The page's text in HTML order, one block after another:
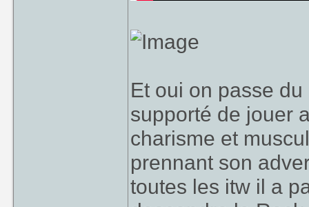
Et oui on passe
supporté de jouer
charisme et
prennant son
toutes les itw il a